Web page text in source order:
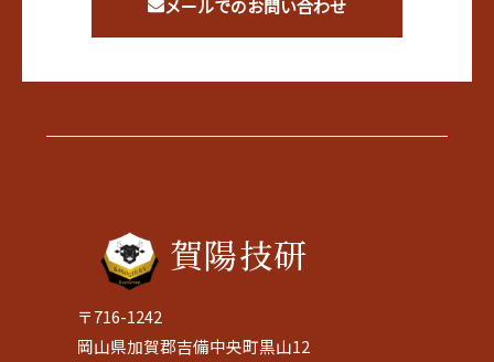
メールでのお問い合わせ
賀陽技研
〒716-1242
岡山県加賀郡吉備中央町黒山12